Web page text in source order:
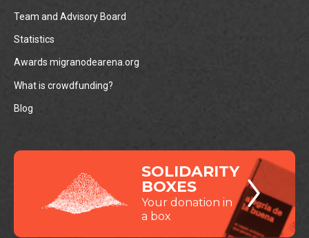
Team and Advisory Board
Statistics
Awards migranodearena.org
What is crowdfunding?
Blog
SOLIDARITY
BOXES
Your donation in
a box